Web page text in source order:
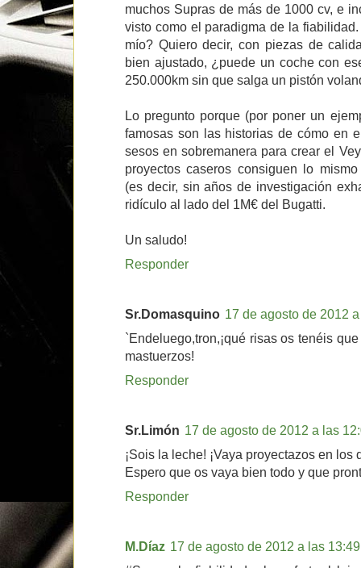
muchos Supras de más de 1000 cv, e
visto como el paradigma de la
mío? Quiero decir, con piezas de
bien ajustado, ¿puede un coche con
250.000km sin que salga un pistón
Lo pregunto porque (por poner un
famosas son las historias de cómo en
sesos en sobremanera para crear el
proyectos caseros consiguen lo
(es decir, sin años de investigación
ridículo al lado del 1M€ del Bugatti.
Un saludo!
Responder
Sr.Domasquino 17 de agosto de 2012
`Endeluego,tron,¡qué risas os tenéis
mastuerzos!
Responder
Sr.Limón 17 de agosto de 2012 a las
¡Sois la leche! ¡Vaya proyectazos en los
Espero que os vaya bien todo y que
Responder
M.Díaz 17 de agosto de 2012 a las 13:49